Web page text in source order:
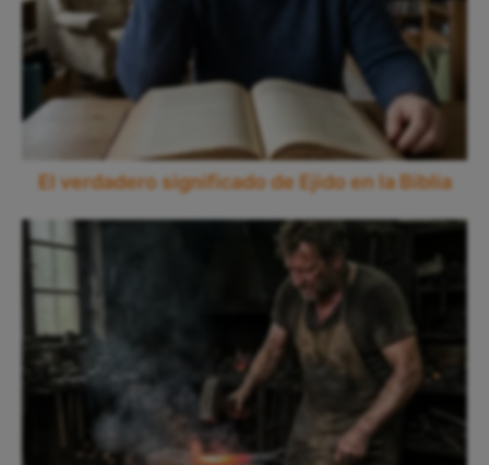
El verdadero significado de Ejido en la Biblia